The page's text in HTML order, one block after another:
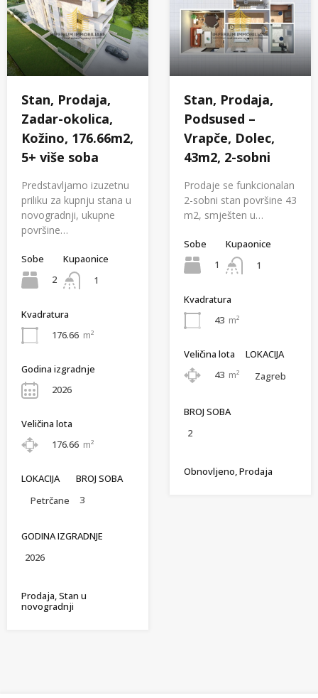
Stan, Prodaja,
Zadar-okolica,
Kožino, 176.66m2,
5+ više soba
Predstavljamo izuzetnu
priliku za kupnju stana u
novogradnji, ukupne
površine…
Sobe
2
Kupaonice
1
Kvadratura
176.66 m²
Godina izgradnje
2026
Veličina lota
176.66 m²
LOKACIJA
Petrčane
BROJ SOBA
3
GODINA IZGRADNJE
2026
Prodaja, Stan u
novogradnji
Stan, Prodaja,
Podsused –
Vrapče, Dolec,
43m2, 2-sobni
Prodaje se funkcionalan
2-sobni stan površine 43
m2, smješten u…
Sobe
1
Kupaonice
1
Kvadratura
43 m²
Veličina lota
43 m²
LOKACIJA
Zagreb
BROJ SOBA
2
Obnovljeno, Prodaja